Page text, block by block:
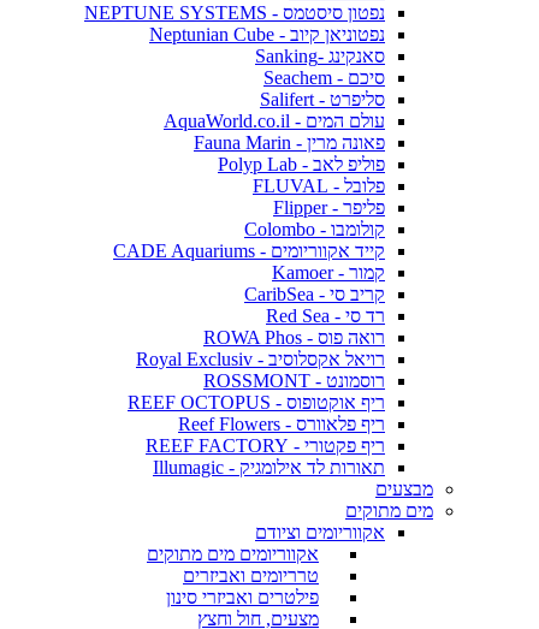
נפטון סיסטמס - NEPTUNE SYSTEMS
נפטוניאן קיוב - Neptunian Cube
סאנקינג -Sanking
סיכם - Seachem
סליפרט - Salifert
עולם המים - AquaWorld.co.il
פאונה מרין - Fauna Marin
פוליפ לאב - Polyp Lab
פלובל - FLUVAL
פליפר - Flipper
קולומבו - Colombo
קייד אקווריומים - CADE Aquariums
קמור - Kamoer
קריב סי - CaribSea
רד סי - Red Sea
רואה פוס - ROWA Phos
רויאל אקסלוסיב - Royal Exclusiv
רוסמונט - ROSSMONT
ריף אוקטופוס - REEF OCTOPUS
ריף פלאוורס - Reef Flowers
ריף פקטורי - REEF FACTORY
תאורות לד אילומגיק - Illumagic
מבצעים
מים מתוקים
אקווריומים וציודם
אקווריומים מים מתוקים
טרריומים ואביזרים
פילטרים ואביזרי סינון
מצעים, חול וחצץ